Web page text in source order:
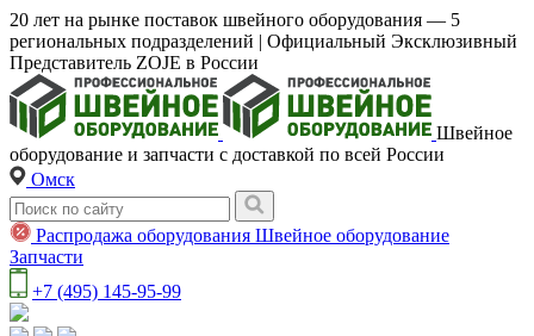
20 лет на рынке поставок швейного оборудования — 5
региональных подразделений | Официальный Эксклюзивный
Представитель ZOJE в России
Швейное
оборудование и запчасти с доставкой по всей России
Омск
Распродажа оборудования Швейное оборудование
Запчасти
+7 (495) 145-95-99